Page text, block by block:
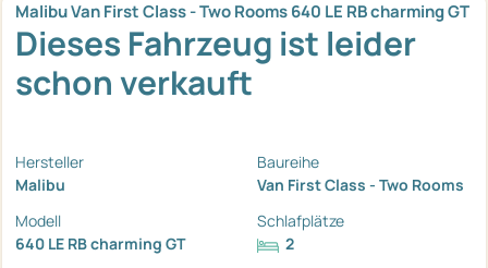
Malibu Van First Class - Two Rooms 640 LE RB charming GT
Dieses Fahrzeug ist leider
schon verkauft
Hersteller
Malibu
Baureihe
Van First Class - Two Rooms
Modell
640 LE RB charming GT
Schlafplätze
2